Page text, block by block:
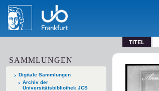
TITEL
SAMMLUNGEN
Digitale Sammlungen
Archiv der
Universitätsbibliothek JCS